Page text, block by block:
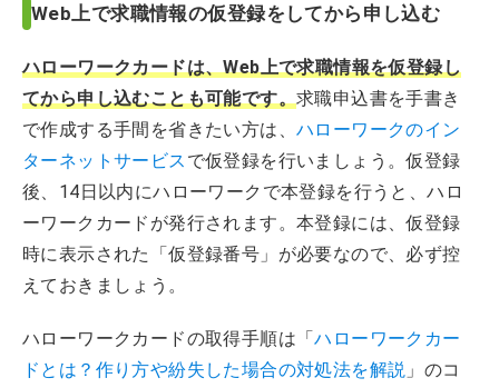
Web上で求職情報の仮登録をしてから申し込む
ハローワークカードは、Web上で求職情報を仮登録し
てから申し込むことも可能です。求職申込書を手書き
で作成する手間を省きたい方は、 ハローワークのイン
ターネットサービス で仮登録を行いましょう。仮登録
後、14日以内にハローワークで本登録を行うと、ハロ
ーワークカードが発行されます。本登録には、仮登録
時に表示された「仮登録番号」が必要なので、必ず控
えておきましょう。
ハローワークカードの取得手順は「ハローワークカー
ドとは？作り方や紛失した場合の対処法を解説 」のコ